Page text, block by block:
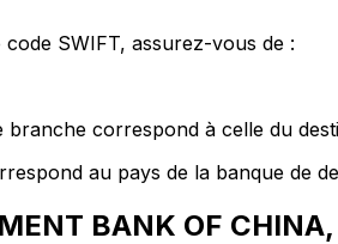
SWIFT, assurez-vous de :
correspond à celle du
au pays de la banque de
BANK OF CHINA,